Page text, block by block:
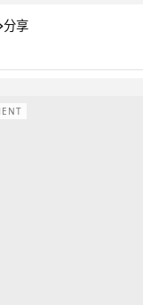
分享